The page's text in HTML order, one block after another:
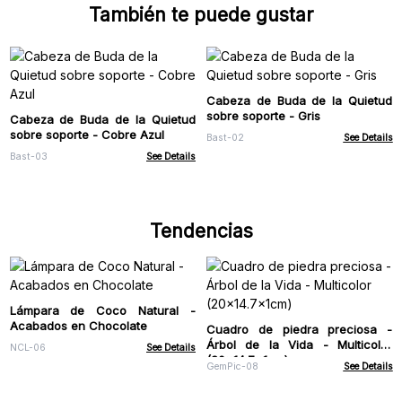
También te puede gustar
Cabeza de Buda de la Quietud
sobre soporte - Cobre Azul
Bast-03 See Details
Cabeza de Buda de la Quietud
sobre soporte - Gris
Bast-02 See Details
Tendencias
Lámpara de Coco Natural -
Acabados en Chocolate
NCL-06 See Details
Cuadro de piedra preciosa -
Árbol de la Vida - Multicolor
(20x14.7x1cm)
GemPic-08 See Details